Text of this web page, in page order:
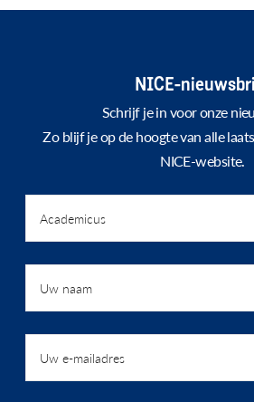
NICE-
Schrijf je in voor onze
Zo blijf je op de hoogte van alle
NICE-website.